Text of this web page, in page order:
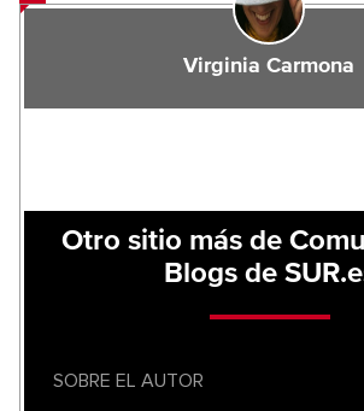
Virginia Carmona
Otro sitio más de
Blogs de
SOBRE EL AUTOR